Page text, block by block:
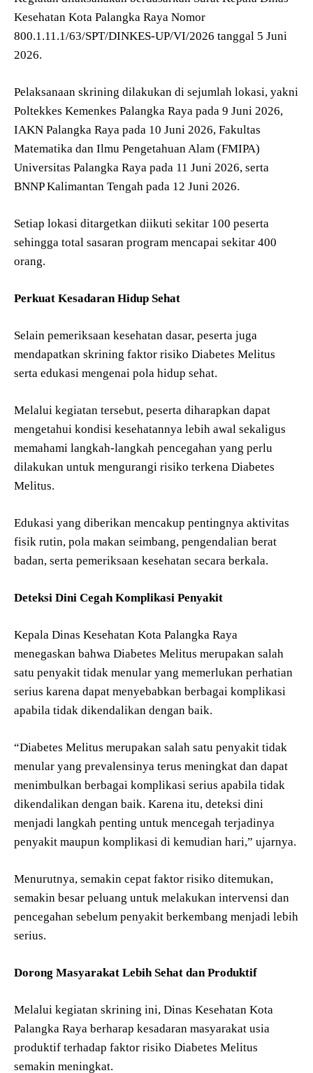
Kesehatan Kota Palangka Raya Nomor
800.1.11.1/63/SPT/DINKES-UP/VI/2026 tanggal 5 Juni
2026.
Pelaksanaan skrining dilakukan di sejumlah lokasi, yakni
Poltekkes Kemenkes Palangka Raya pada 9 Juni 2026,
IAKN Palangka Raya pada 10 Juni 2026, Fakultas
Matematika dan Ilmu Pengetahuan Alam (FMIPA)
Universitas Palangka Raya pada 11 Juni 2026, serta
BNNP Kalimantan Tengah pada 12 Juni 2026.
Setiap lokasi ditargetkan diikuti sekitar 100 peserta
sehingga total sasaran program mencapai sekitar 400
orang.
Perkuat Kesadaran Hidup Sehat
Selain pemeriksaan kesehatan dasar, peserta juga
mendapatkan skrining faktor risiko Diabetes Melitus
serta edukasi mengenai pola hidup sehat.
Melalui kegiatan tersebut, peserta diharapkan dapat
mengetahui kondisi kesehatannya lebih awal sekaligus
memahami langkah-langkah pencegahan yang perlu
dilakukan untuk mengurangi risiko terkena Diabetes
Melitus.
Edukasi yang diberikan mencakup pentingnya aktivitas
fisik rutin, pola makan seimbang, pengendalian berat
badan, serta pemeriksaan kesehatan secara berkala.
Deteksi Dini Cegah Komplikasi Penyakit
Kepala Dinas Kesehatan Kota Palangka Raya
menegaskan bahwa Diabetes Melitus merupakan salah
satu penyakit tidak menular yang memerlukan perhatian
serius karena dapat menyebabkan berbagai komplikasi
apabila tidak dikendalikan dengan baik.
“Diabetes Melitus merupakan salah satu penyakit tidak
menular yang prevalensinya terus meningkat dan dapat
menimbulkan berbagai komplikasi serius apabila tidak
dikendalikan dengan baik. Karena itu, deteksi dini
menjadi langkah penting untuk mencegah terjadinya
penyakit maupun komplikasi di kemudian hari,” ujarnya.
Menurutnya, semakin cepat faktor risiko ditemukan,
semakin besar peluang untuk melakukan intervensi dan
pencegahan sebelum penyakit berkembang menjadi lebih
serius.
Dorong Masyarakat Lebih Sehat dan Produktif
Melalui kegiatan skrining ini, Dinas Kesehatan Kota
Palangka Raya berharap kesadaran masyarakat usia
produktif terhadap faktor risiko Diabetes Melitus
semakin meningkat.